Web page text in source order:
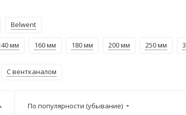
Belwent
мм 160 мм 180 мм 200 мм 250 мм
С вентканалом
По популярности (убывание)